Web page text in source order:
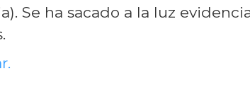
Se ha sacado a la luz